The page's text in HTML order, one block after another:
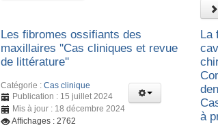
Les fibromes ossifiants des
maxillaires ''Cas cliniques et revue
de littérature''
Catégorie : Cas clinique
Publication : 15 juillet 2024
Mis à jour : 18 décembre 2024
Affichages : 2762
La
à